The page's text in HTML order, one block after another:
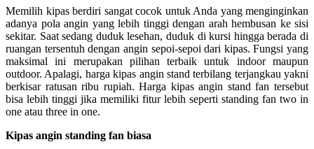
Memilih kipas berdiri sangat cocok untuk Anda yang menginginkan
adanya pola angin yang lebih tinggi dengan arah hembusan ke sisi
sekitar. Saat sedang duduk lesehan, duduk di kursi hingga berada di
ruangan tersentuh dengan angin sepoi-sepoi dari kipas. Fungsi yang
maksimal ini merupakan pilihan terbaik untuk indoor maupun
outdoor. Apalagi, harga kipas angin stand terbilang terjangkau yakni
berkisar ratusan ribu rupiah. Harga kipas angin stand fan tersebut
bisa lebih tinggi jika memiliki fitur lebih seperti standing fan two in
one atau three in one.
Kipas angin standing fan biasa